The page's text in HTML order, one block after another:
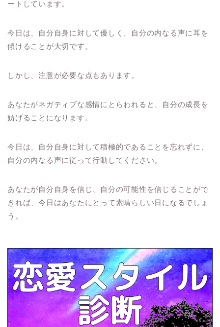
ートしています。
今日は、自分自身に対して優しく、自分の内なる声に耳を
傾けることが大切です。
しかし、注意が必要な点もあります。
あなたがネガティブな感情にとらわれると、自分の成長を
妨げることになります。
今日は、自分自身に対して積極的であることを忘れずに、
自分の内なる声に従って行動してください。
あなたが自分自身を信じ、自分の可能性を信じることがで
きれば、今日はあなたにとって素晴らしい日になるでしょ
う。